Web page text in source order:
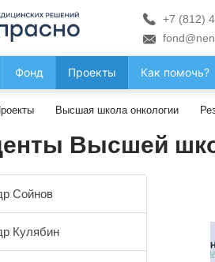
+7 (812)
Фонд Проекты Как помочь?
Высшая школа онкологии
Высшей
Сойнов
Кулябин